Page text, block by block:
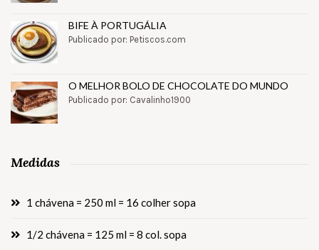
BIFE À PORTUGÁLIA
Publicado por: Petiscos.com
O MELHOR BOLO DE CHOCOLATE DO MUNDO
Publicado por: Cavalinho1900
Medidas
1 chávena = 250 ml = 16 colher sopa
1/2 chávena = 125 ml = 8 col. sopa